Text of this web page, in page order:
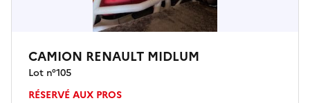
CAMION RENAULT MIDLUM
Lot n°105
RÉSERVÉ AUX PROS